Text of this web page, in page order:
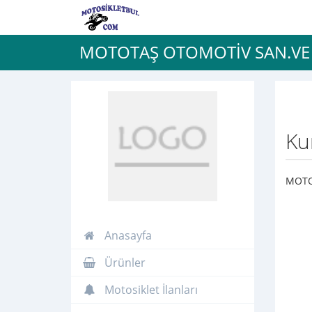
MOTOTAŞ OTOMOTİV
Anasayfa
Ürünler
Motosiklet İlanları